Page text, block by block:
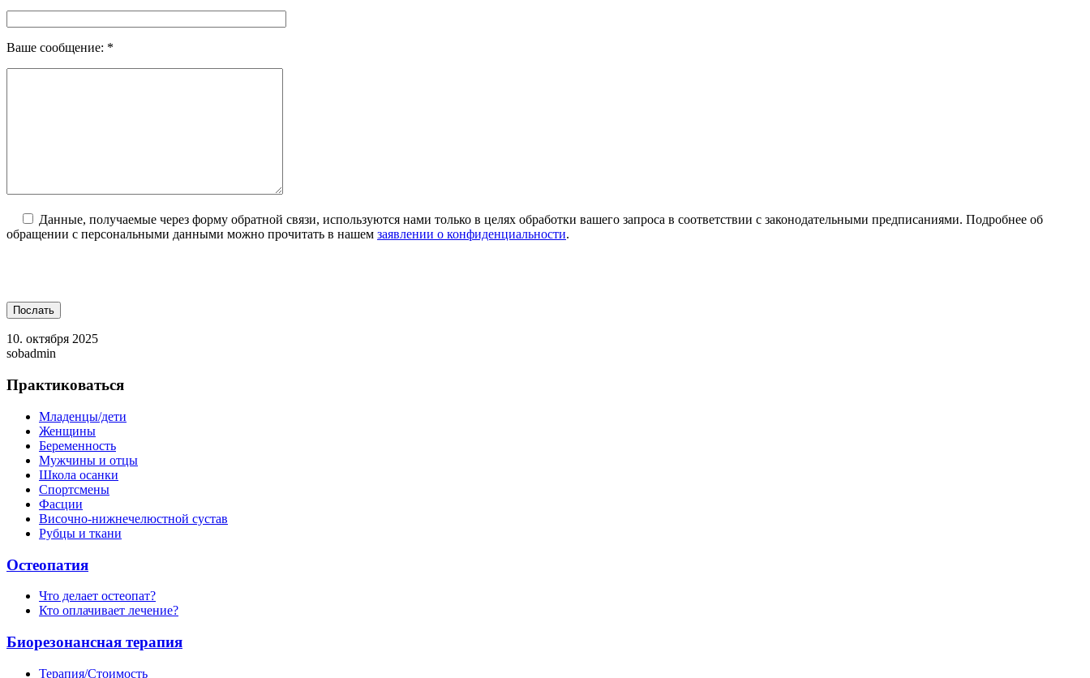
Ваше сообщение: *
Данные, получаемые через форму обратной связи, используются нами только в целях обработки вашего запроса в соответствии с законодательными предписаниями. Подробнее об
обращении с персональными данными можно прочитать в нашем заявлении о конфиденциальности.
пустым.
пустым.
пустым.
пустым.
10. октября 2025
sobadmin
Практиковаться
Младенцы/дети
Женщины
Беременность
Мужчины и отцы
Школа осанки
Спортсмены
Фасции
Височно-нижнечелюстной сустав
Рубцы и ткани
Остеопатия
Что делает остеопат?
Кто оплачивает лечение?
Биорезонансная терапия
Терапия/Стоимость